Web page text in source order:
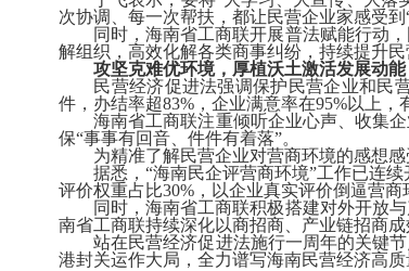
次协调、每一次帮扶，都让民营企业家感受
同时，海南省工商联开展普法赋能行动
解组织，高效化解各类商事纠纷，持续提升
攻坚克难优环境，厚植沃土激活发展动能
民营经济促进法强调保护民营企业和民
件，办结率超83%，企业满意率在95%以上，
海南省工商联注重倾听企业心声、收集企
保“事事有回音、件件有着落”。
为精准了解民营企业对营商环境的感想感
据悉，“海南民企评营商环境”工作已连续
评价权重占比30%，以企业真实评价倒逼营商
同时，海南省工商联积极搭建对外开放
南省工商联持续深化以商招商、产业链招商
站在民营经济促进法施行一周年的关键节
港封关运作大局，全力谱写海南民营经济高质